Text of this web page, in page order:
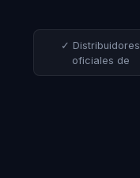
✓ Distribuidores
oficiales de